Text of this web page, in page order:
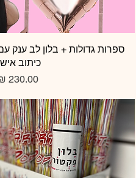
תצוגה מהירה
ספרות גדולות + בלון לב ענק
כיתוב
מחיר